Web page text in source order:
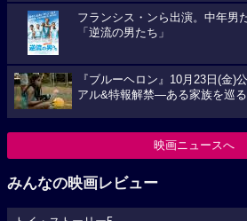
フランシス・ンら出演。中年男
「逆流の男たち」
『ブルーヘロン』10月23日(金)
アル&特報解禁―ある家族を巡る
映画ニュースへ
みんなの映画レビュー